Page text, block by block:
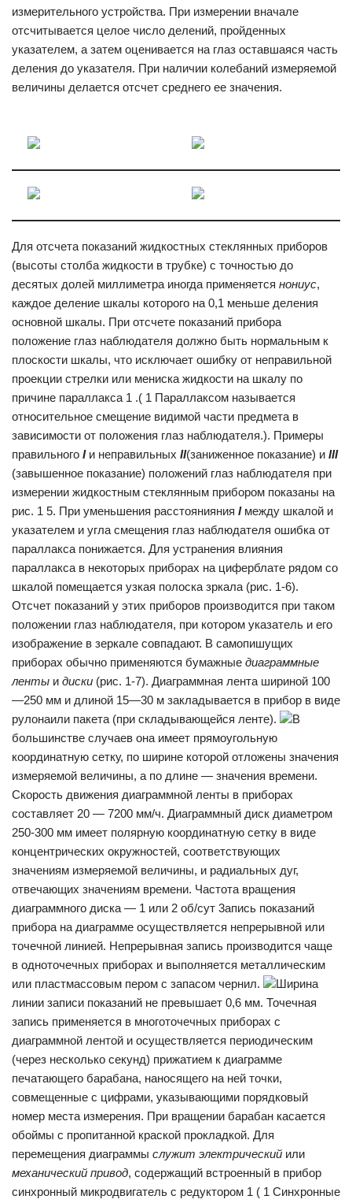
измерительного устройства. При измерении вначале
отсчитывается целое число делений, пройденных
указателем, а затем оценивается на глаз оставшаяся часть
деления до указателя. При наличии коле­баний измеряемой
величины дела­ется отсчет среднего ее значения.
Для отсчета показаний жидкостных стеклянных при­боров
(высоты столба жидкости в трубке) с точностью до
десятых долей миллиметра иногда применяется нониус,
каждое деление шкалы которого на 0,1 меньше деления
основной шкалы. При отсчете показаний прибора
положение глаз наблю­дателя должно быть нормальным к
плоскости шкалы, что исключает ошибку от неправильной
проекции стрелки или мениска жидкости на шкалу по
причине параллакса 1 .( 1 Параллаксом называется
относительное смещение видимой части предмета в
зависимости от положения глаз наблюдателя.). Примеры
правильного Iи неправильных II(заниженное показание) и III
(завышенное показание) положений глаз наблюдателя при
измерении жидкостным стеклянным прибором показаны на
рис. 1 5. При уменьшения расстоянияния lмежду шкалой и
указателем и угла смещения глаз наблюдателя ошибка от
параллакса понижается. Для устранения влияния
параллакса в некоторых приборах на циферблате рядом со
шкалой помещается узкая полоска зркала (рис. 1-6).
Отсчет показаний у этих приборов про­изводится при таком
положении глаз наблюдателя, при котором указатель и его
изображение в зеркале сов­падают. В самопишущих
приборах обычно применяются бу­мажные диаграммные
ленты и диски (рис. 1-7). Диаграммная лента шириной 100
—250 мм и длиной 15—30 м закладывается в прибор в виде
рулонаили пакета (при складывающейся ленте).
В
большинстве случаев она имеет прямоугольную
координатную сетку, по ширине которой отложены значения
измеряемой ве­личины, а по длине — значения времени.
Скорость дви­жения диаграммной ленты в приборах
составляет 20 — 7200 мм/ч. Диаграммный диск диаметром
250-300 мм имеет полярную координатную сетку в виде
концентри­ческих окружностей, соответствующих
значениям изме­ряемой величины, и радиальных дуг,
отвечающих зна­чениям времени. Частота вращения
диаграммного диска — 1 или 2 об/сут 3апись показаний
прибора на диаграмме осуществляется непрерывной или
точечной линией. Не­прерывная запись производится чаще
в одноточечных приборах и выполняется металлическим
или пластмассовым пером с запасом чернил.
Ширина
линии записи пока­заний не превышает 0,6 мм. Точечная
запись применяется в многоточечных приборах с
диаграммной лентой и осу­ществляется периодическим
(через несколько секунд) прижатием к диаграмме
печатающего барабана, нанося­щего на ней точки,
совмещенные с цифрами, указывающими порядковый
номер места измерения. При вращении барабан касается
обоймы с пропитанной краской про­кладкой. Для
перемещения диаграммы служит электрический или
механический привод, содержащий встроенный в при­бор
синхронный микродвигатель с редуктором 1 ( 1 Синхронные